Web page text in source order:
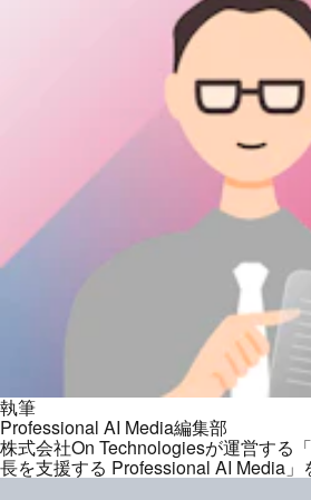
執筆
Professional AI Media編集部
株式会社On Technologiesが運営する
長を支援する Professional AI Media」